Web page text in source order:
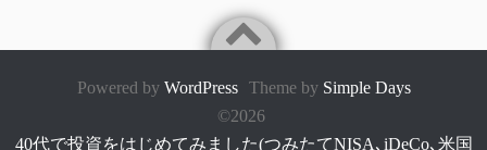
Powered by WordPress Theme by Simple Days
©2026
40代で投資をはじめてみました(つみたてNISA､iDeCo､米国